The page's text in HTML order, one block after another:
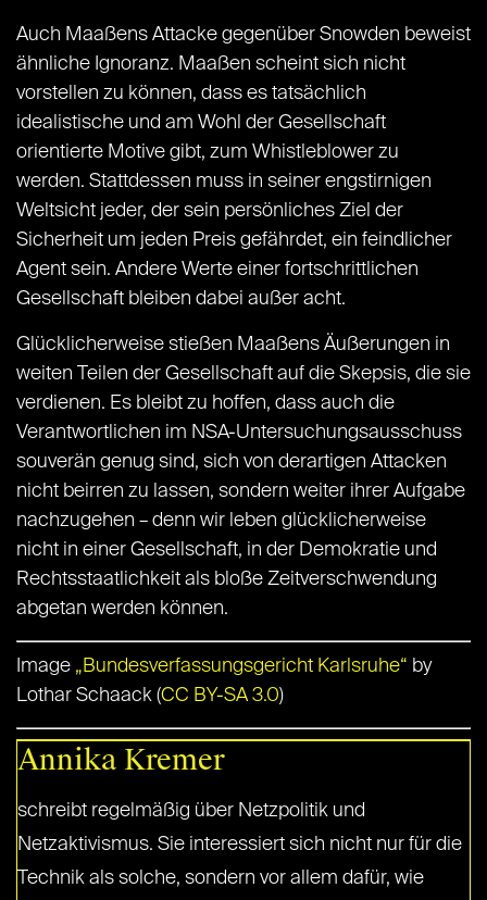
Auch Maaßens Attacke gegenüber Snowden beweist
ähnliche Ignoranz. Maaßen scheint sich nicht
vorstellen zu können, dass es tatsächlich
idealistische und am Wohl der Gesellschaft
orientierte Motive gibt, zum Whistleblower zu
werden. Stattdessen muss in seiner engstirnigen
Weltsicht jeder, der sein persönliches Ziel der
Sicherheit um jeden Preis gefährdet, ein feindlicher
Agent sein. Andere Werte einer fortschrittlichen
Gesellschaft bleiben dabei außer acht.
Glücklicherweise stießen Maaßens Äußerungen in
weiten Teilen der Gesellschaft auf die Skepsis, die sie
verdienen. Es bleibt zu hoffen, dass auch die
Verantwortlichen im NSA-Untersuchungsausschuss
souverän genug sind, sich von derartigen Attacken
nicht beirren zu lassen, sondern weiter ihrer Aufgabe
nachzugehen – denn wir leben glücklicherweise
nicht in einer Gesellschaft, in der Demokratie und
Rechtsstaatlichkeit als bloße Zeitverschwendung
abgetan werden können.
Image „Bundesverfassungsgericht Karlsruhe“ by
Lothar Schaack (CC BY-SA 3.0)
Annika Kremer
schreibt regelmäßig über Netzpolitik und
Netzaktivismus. Sie interessiert sich nicht nur für die
Technik als solche, sondern vor allem dafür, wie